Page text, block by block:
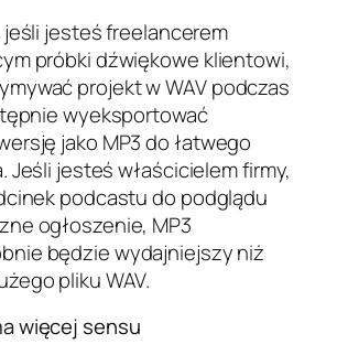
jeśli jesteś freelancerem
próbki dźwiękowe klientowi,
projekt w WAV podczas
wyeksportować
jako MP3 do łatwego
Jeśli jesteś właścicielem firmy,
podcastu do podglądu
ogłoszenie, MP3
będzie wydajniejszy niż
pliku WAV.
więcej sensu